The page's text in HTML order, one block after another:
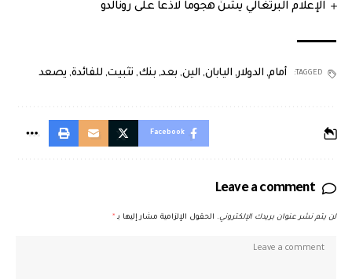
الإعلام البرتغالي يشنّ هجوما لاذعا على رونالدو
TAGGED: أمام, الدولار, اليابان, الين, بعد, بنك, تثبيت, للفائدة, يصعد
Facebook
Leave a comment
لن يتم نشر عنوان بريدك الإلكتروني. الحقول الإلزامية مشار إليها بـ *